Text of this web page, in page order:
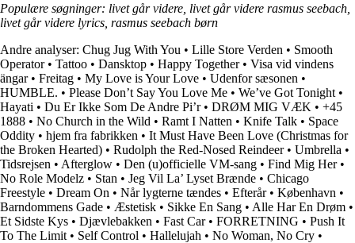
Populære søgninger: livet går videre, livet går videre rasmus seebach,
livet går videre lyrics, rasmus seebach børn
Andre analyser: Chug Jug With You • Lille Store Verden • Smooth
Operator• Tattoo • Dansktop • Happy Together• Visa vid vindens
ängar• Freitag • My Love is Your Love • Udenfor sæsonen •
HUMBLE. • Please Don’t Say You Love Me • We’ve Got Tonight •
Hayati • Du Er Ikke Som De Andre Pi’r• DRØM MIG VÆK • +45
1888 • No Church in the Wild • Ramt I Natten • Knife Talk • Space
Oddity • ​hjem fra fabrikken • It Must Have Been Love (Christmas for
the Broken Hearted) • Rudolph the Red-Nosed Reindeer• Umbrella •
Tidsrejsen • Afterglow • Den (u)officielle VM-sang • Find Mig Her•
No Role Modelz • Stan • Jeg Vil La’ Lyset Brænde • Chicago
Freestyle • Dream On • Når lygterne tændes • Efterår• København •
Barndommens Gade • Æstetisk • Sikke En Sang • Alle Har En Drøm •
Et Sidste Kys • Djævlebakken • Fast Car• FORRETNING • Push It
To The Limit • Self Control • Hallelujah • No Woman, No Cry •